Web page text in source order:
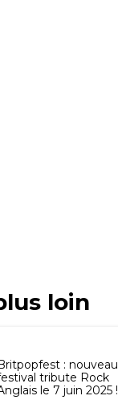
loin
: nouveau
tribute Rock
le 7 juin 2025 !